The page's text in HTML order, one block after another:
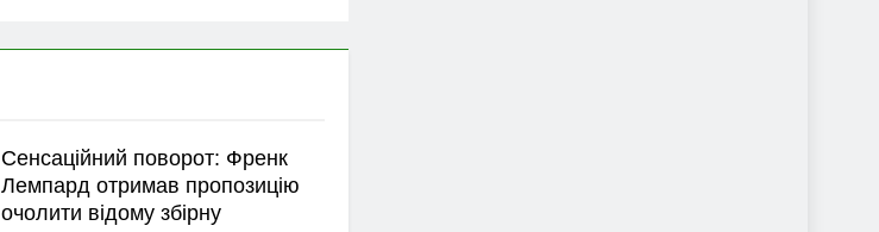
Сенсаційний поворот: Френк
Лемпард отримав пропозицію
очолити відому збірну